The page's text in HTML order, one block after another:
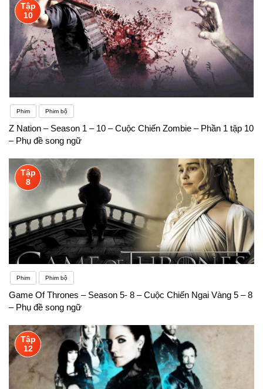
Tập
10
Phim Phim bộ
Z Nation – Season 1 – 10 – Cuộc Chiến Zombie – Phần 1 tập 10
– Phụ đề song ngữ
Tập
8
Phim Phim bộ
Game Of Thrones – Season 5- 8 – Cuộc Chiến Ngai Vàng 5 – 8
– Phụ đề song ngữ
Tập
12